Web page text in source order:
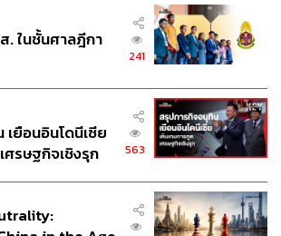
ถสังเกตได้จากคำพูดของเขาที่แสดง
ยว เช่น “ไม่รู้จะอยู่ไปทำไม” “เราไม่มีค่า
เราสักคนคงไม่มีอะไรเปลี่ยนแปลงไป
ามีการพูดออกมาตรงๆ ว่าเขาคิดฆ่าตัว
น่าเป็นห่วงเช่นกันว่าเขาอาจจะกำลังคิด
ตาย สิ่งที่เราควรทำคืออะไร
ระบายความรู้สึกออกมาให้มากที่สุด
รู้สึกดีขึ้น แม้กระทั่งถ้าเขารู้สึกอยากฆ่า
ให้เขาพูดออกมาว่าเขารู้สึกอย่างไร
. ในชั้นศาลฎีกา
241
ยือนอินโดนีเซีย
ศรษฐกิจเชิงรุก
563